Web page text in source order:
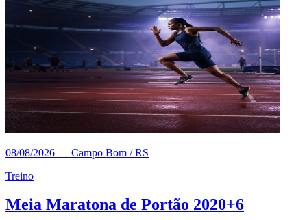
08/08/2026 — Campo Bom / RS
Treino
Meia Maratona de Portão 2020+6